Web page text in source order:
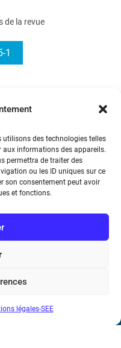
utilisons des technologies telles
aux informations des appareils.
permettra de traiter des
ou les ID uniques sur ce
son consentement peut avoir
et fonctions.
légales-SEE
de la revue
1
et des Technologies